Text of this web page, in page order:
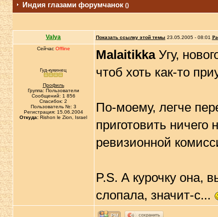
Индия глазами форумчанок()
Valya Показать ссылку этой темы 23.05.2005 - 08:01
Сейчас Offline
Гуд-кукинец
Профиль
Группа: Пользователи
Сообщений: 1 856
Спасибок: 2
Пользователь №: 3
Регистрация: 15.06.2004
Откуда: Rishon le Zion, Israel
MalaitikkaУгу,
чтоб хоть как-то
По-моему, легче
приготовить
ревизионной
P.S. А курочку она,
слопала, значит-с...
сохранить